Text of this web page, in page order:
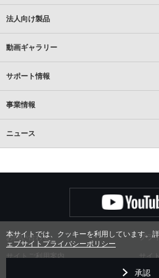
フ
ー
で
法人向け製品
動画ギャラリー
サポート情報
事業情報
ニュース
お問い合わせ プラ
サイトご利用案内 サイ
本サイトでは、クッキーを利用しています。詳
ェブサイトプライバシーポリシー
承認